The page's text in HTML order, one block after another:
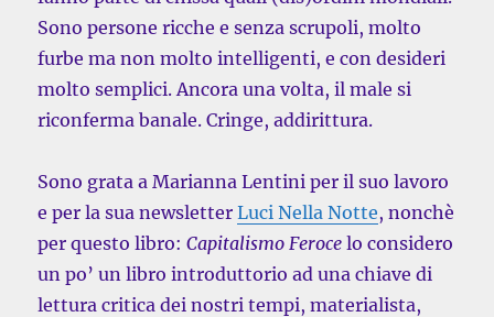
Sono persone ricche e senza scrupoli, molto
furbe ma non molto intelligenti, e con desideri
molto semplici. Ancora una volta, il male si
riconferma banale. Cringe, addirittura.
Sono grata a Marianna Lentini per il suo lavoro
e per la sua newsletterLuci Nella Notte, nonchè
per questo libro:Capitalismo Feroce lo considero
un po’ un libro introduttorio ad una chiave di
lettura critica dei nostri tempi, materialista,